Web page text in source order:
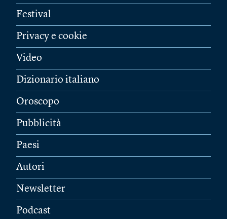
Festival
Privacy e cookie
Video
Dizionario italiano
Oroscopo
Pubblicità
Paesi
Autori
Newsletter
Podcast